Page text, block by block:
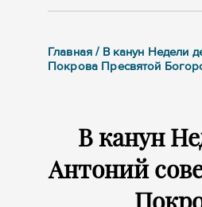
Главная / В канун Недели
Покрова Пресвятой
В канун
Антоний